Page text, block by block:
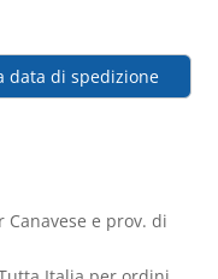
data di spedizione
e prov. di